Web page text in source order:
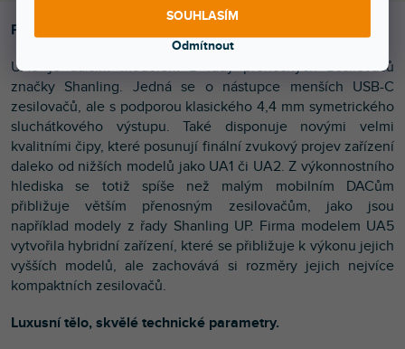
Odmítnout
SOUHLASÍM
Přenosná symetrika.
UA5 je dalším modelem z řady přenosných zesilovačů
značky Shanling. Jedná se o nástupce menších USB-C
zesilovačů, ale s podporou klasického 4,4 mm symetrického
sluchátkového výstupu. Také disponuje novými velmi
kvalitními čipy, které posunují finální zvukový projev zařízení
daleko od nižších modelů jako UA1 či UA2. Z výkonnostního
hlediska se totiž spíše než malým mobilním DACům
přibližuje větším přenosným zesilovačům, jako jsou
například modely z řady Shanling UP. Firma modelem UA5
vytvořila hybridní zařízení, které se přibližuje k výkonu jejich
vyšších modelů, ale zachovává si rozměry jejich nejvíce
kompaktních zesilovačů.
Luxusní tělo, skvělé technické parametry.